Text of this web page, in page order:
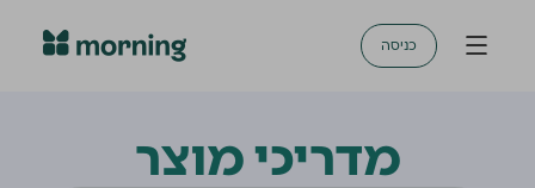
כניסה
מדריכי מוצר